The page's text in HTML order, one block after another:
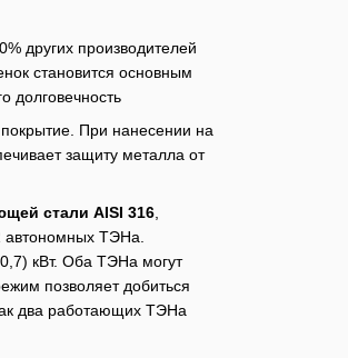
других производителей
становится основным
долговечность
При нанесении на
защиту металла от
стали AISI 316,
автономных ТЭНа.
кВт. Оба ТЭНа могут
позволяет добиться
два работающих ТЭНа